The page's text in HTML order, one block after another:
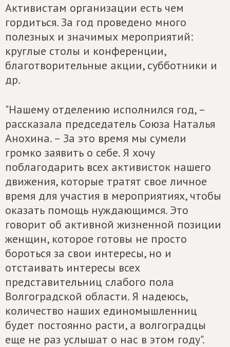
Активистам организации есть чем
гордиться. За год проведено много
полезных и значимых мероприятий:
круглые столы и конференции,
благотворительные акции, субботники и
др.
"Нашему отделению исполнился год, –
рассказала председатель Союза Наталья
Анохина. – За это время мы сумели
громко заявить о себе. Я хочу
поблагодарить всех активисток нашего
движения, которые тратят свое личное
время для участия в мероприятиях, чтобы
оказать помощь нуждающимся. Это
говорит об активной жизненной позиции
женщин, которое готовы не просто
бороться за свои интересы, но и
отстаивать интересы всех
представительниц слабого пола
Волгоградской области. Я надеюсь,
количество наших единомышленниц
будет постоянно расти, а волгоградцы
еще не раз услышат о нас в этом году".